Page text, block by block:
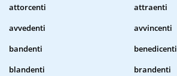
attorcenti
attraenti
avvedenti
avvincenti
bandenti
benedicenti
blandenti
brandenti